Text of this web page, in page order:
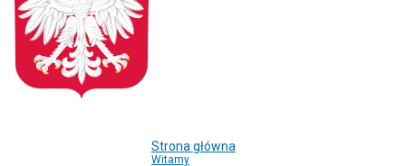
Strona główna
Witamy